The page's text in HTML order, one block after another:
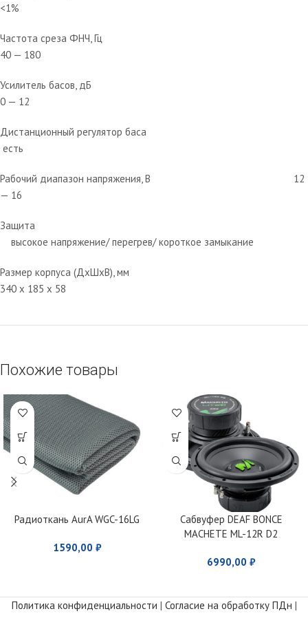
<1%
Частота среза ФНЧ, Гц
40 — 180
Усилитель басов, дБ
0 — 12
Дистанционный регулятор баса
есть
Рабочий диапазон напряжения, В 12
— 16
Защита
высокое напряжение/ перегрев/ короткое замыкание
Размер корпуса (ДхШхВ), мм
340 х 185 х 58
Похожие товары
Радиоткань AurA WGC-16LG
1590,00 ₽
Сабвуфер DEAF BONCE
MACHETE ML-12R D2
6990,00 ₽
Политика конфиденциальности | Согласие на обработку ПДн |